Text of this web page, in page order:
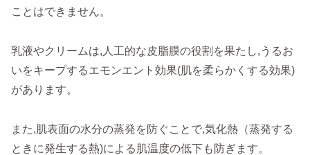
ことはできません。
乳液やクリームは,人工的な皮脂膜の役割を果たし,うるお
いをキープするエモンエント効果(肌を柔らかくする効果)
があります。
また,肌表面の水分の蒸発を防ぐことで,気化熱（蒸発する
ときに発生する熱)による肌温度の低下も防ぎます。